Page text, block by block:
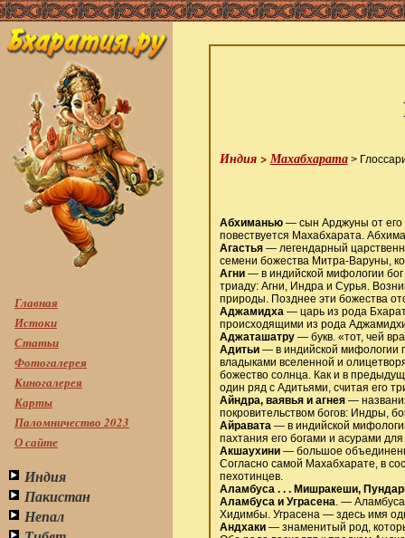
Главная
Истоки
Статьи
Фотогалерея
Киногалерея
Карты
Паломничество 2023
О сайте
Индия
Пакистан
Непал
Индия > Махабхарата>
Абхиманью— сын Арджуны от его
повествуется Махабхарата.
Агастья— легендарный
семени божества Митра-Варуны,
Агни— в индийской мифологии бог
триаду: Агни, Индра и Сурья.
природы. Позднее эти божества
Аджамидха— царь из рода
происходящими из рода
Аджаташатру— букв. «тот, чей
Адитьи— в индийской мифологии
владыками вселенной и
божество солнца. Как и в
один ряд с Адитьями, считая его
Айндра, ваявья и агнея—
покровительством богов: Индры,
Айравата— в индийской
пахтания его богами и асурами
Акшаухини— большое
Согласно самой Махабхарате, в
пехотинцев.
Аламбуса . . . Мишракеши,
Аламбуса и Уграсена. — Аламбуса
Хидимбы. Уграсена — здесь имя
Андхаки— знаменитый род,